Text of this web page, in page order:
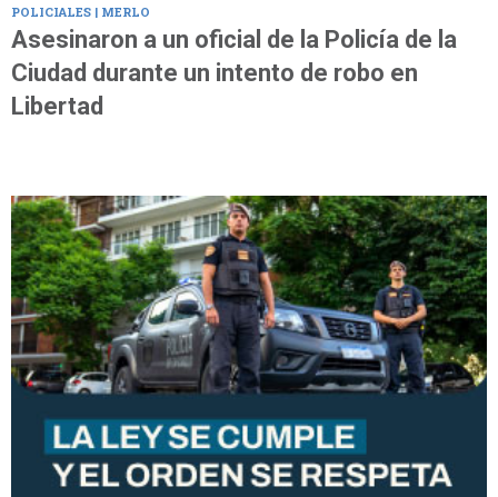
POLICIALES | MERLO
Asesinaron a un oficial de la Policía de la
Ciudad durante un intento de robo en
Libertad